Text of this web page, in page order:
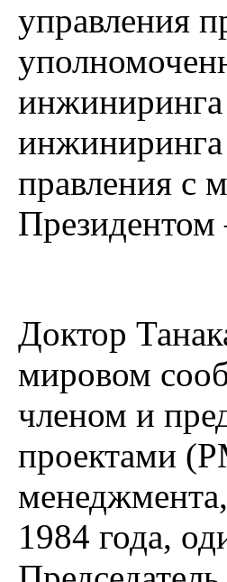
управления
инжиниринга
правления с
Доктор
мировом
членом и
проектами
1984 года,